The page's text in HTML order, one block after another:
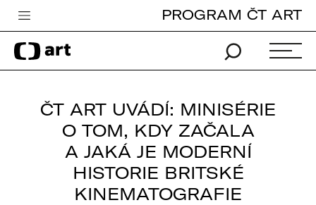
Česká televize
Zpravodajství
TV program
PROGRAM ČT ART
ČT ART UVÁDÍ: MINISÉRIE
O TOM, KDY ZAČALA
A JAKÁ JE MODERNÍ
HISTORIE BRITSKÉ
KINEMATOGRAFIE